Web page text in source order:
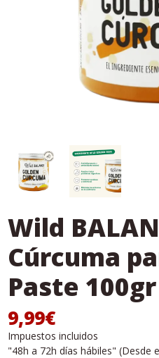
Wild
Cúrcuma
Paste 100gr
9,99€
Impuestos incluidos
"48h a 72h días hábiles" (Desde